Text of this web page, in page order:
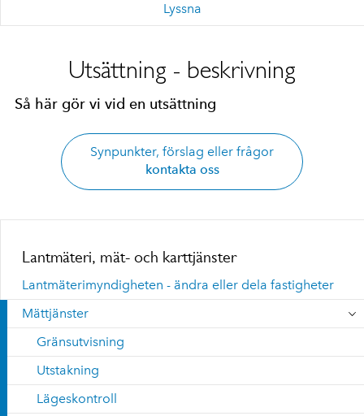
Lyssna
Utsättning - beskrivning
Så här gör vi vid en utsättning
Synpunkter, förslag eller frågor
kontakta oss
Lantmäteri, mät- och karttjänster
Lantmäterimyndigheten - ändra eller dela fastigheter
Mättjänster
Gränsutvisning
Utstakning
Lägeskontroll